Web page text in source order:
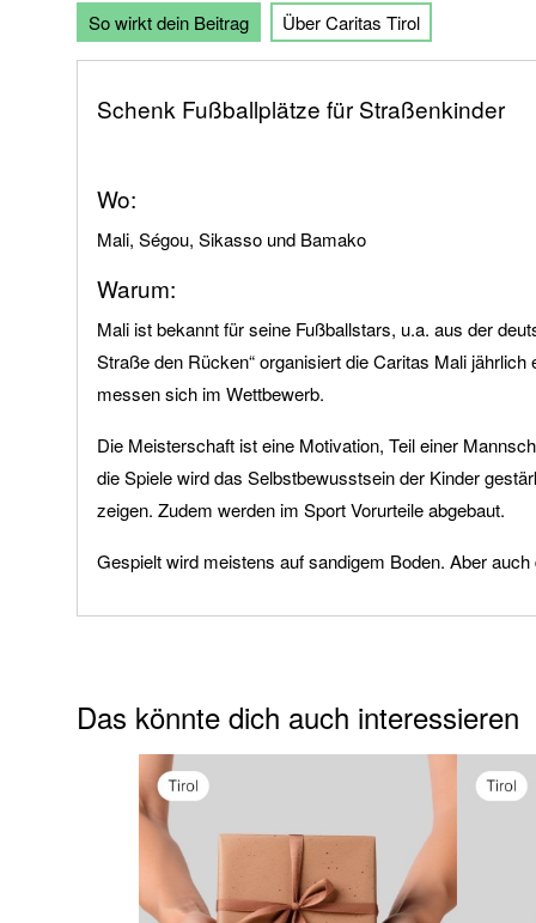
der
Bildgalerie
So wirkt dein Beitrag
Schenk Fußballplätze für Straßenkinder
Wo:
Mali, Ségou, Sikasso und Bamako
Warum:
Mali ist bekannt für seine Fußballstars, u.a. aus der
Straße den Rücken“ organisiert die Caritas Mali
messen sich im Wettbewerb.
Die Meisterschaft ist eine Motivation, Teil einer
die Spiele wird das Selbstbewusstsein der Kinder
zeigen. Zudem werden im Sport Vorurteile abgebaut.
Gespielt wird meistens auf sandigem Boden. Aber
Über Caritas Tirol
Das könnte dich auch interessieren